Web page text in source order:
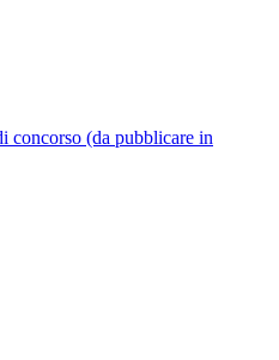
concorso (da pubblicare in